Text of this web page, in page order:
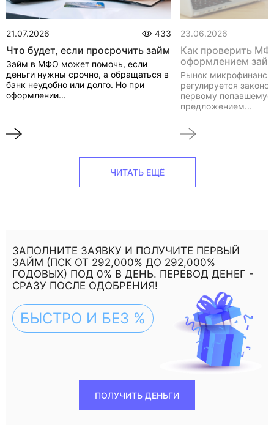
21.07.2026 433
Что будет, если просрочить займ
Займ в МФО может помочь, если
деньги нужны срочно, а обращаться в
банк неудобно или долго. Но при
оформлении...
23.06.2026
Как проверить
оформлением
Рынок
регулируется
первому
предложением...
ЧИТАТЬ ЕЩЁ
ЗАПОЛНИТЕ ЗАЯВКУ И ПОЛУЧИТЕ ПЕРВЫЙ
ЗАЙМ (ПСК ОТ 292,000% ДО 292,000%
ГОДОВЫХ) ПОД 0% В ДЕНЬ. ПЕРЕВОД ДЕНЕГ -
СРАЗУ ПОСЛЕ ОДОБРЕНИЯ!
БЫСТРО И БЕЗ %
ПОЛУЧИТЬ ДЕНЬГИ